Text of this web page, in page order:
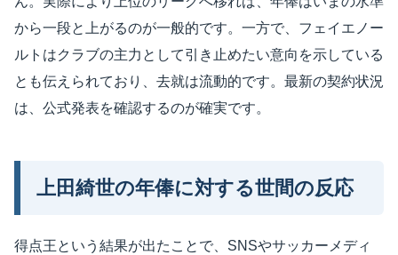
から一段と上がるのが一般的です。一方で、フェイエノー
ルトはクラブの主力として引き止めたい意向を示している
とも伝えられており、去就は流動的です。最新の契約状況
は、公式発表を確認するのが確実です。
上田綺世の年俸に対する世間の反応
得点王という結果が出たことで、SNSやサッカーメディ